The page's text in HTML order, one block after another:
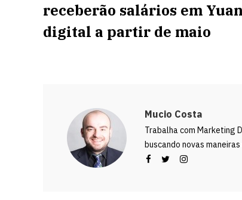
receberão salários em Yuan
digital a partir de maio
Mucio Costa
Trabalha com Marketing
buscando novas